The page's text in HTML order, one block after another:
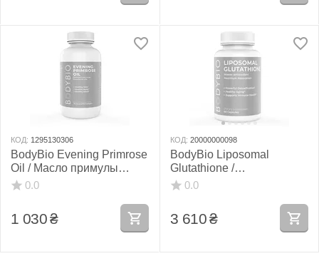
КОД: 1295130306
BodyBio Evening Primrose
Oil / Масло примулы
вечерней 90 гелей
0.0
1 030₴
КОД: 20000000098
BodyBio Liposomal
Glutathione /
Ліпосомальний глутатіон
0.0
3 610₴